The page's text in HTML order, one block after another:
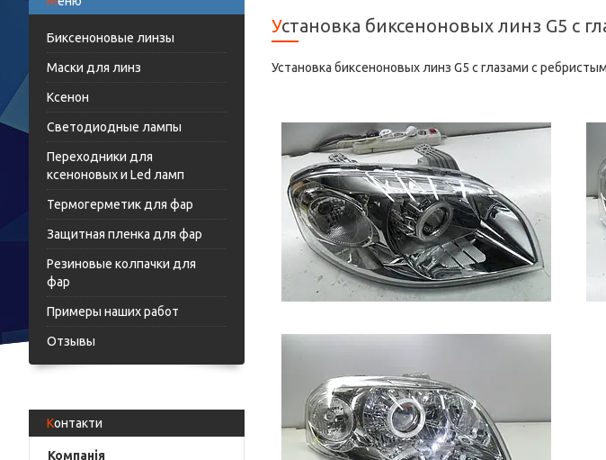
Биксеноновые линзы
Маски для линз
Ксенон
Светодиодные лампы
Переходники для
ксеноновых и Led ламп
Термогерметик для фар
Защитная пленка для фар
Резиновые колпачки для
фар
Примеры наших работ
Отзывы
Контакти
Установка биксеноновых линз G5 с
Установка биксеноновых линз G5 с глазами с